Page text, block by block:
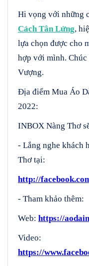
Hi vọng với những
Cách Tân Lửng,
lựa chọn được cho
hợp với mình.
Vượng.
Địa điểm Mua Áo
2022:
INBOX Nàng Thơ
- Lắng nghe khách
Thơ tại:
http://
- Tham khảo thêm:
Web: https://
Video:
https://